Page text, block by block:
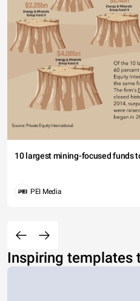
10 largest mining-focused funds
PEI Media
Inspiring templates